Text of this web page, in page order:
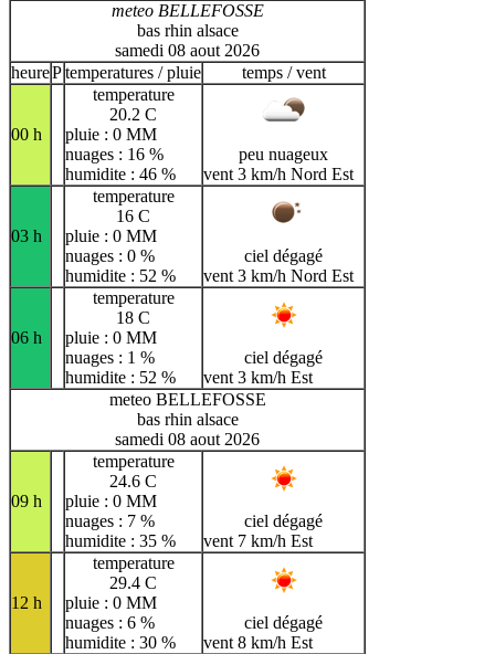
meteo BELLEFOSSE
bas rhin alsace
samedi 08 aout 2026
heurePtemperatures / pluie temps / vent
00 h
temperature
20.2 C
pluie : 0 MM
nuages : 16 %
humidite : 46 %
peu nuageux
vent 3 km/h Nord Est
03 h
temperature
16 C
pluie : 0 MM
nuages : 0 %
humidite : 52 %
ciel dégagé
vent 3 km/h Nord Est
06 h
temperature
18 C
pluie : 0 MM
nuages : 1 %
humidite : 52 %
ciel dégagé
vent 3 km/h Est
meteo BELLEFOSSE
bas rhin alsace
samedi 08 aout 2026
09 h
temperature
24.6 C
pluie : 0 MM
nuages : 7 %
humidite : 35 %
ciel dégagé
vent 7 km/h Est
12 h
temperature
29.4 C
pluie : 0 MM
nuages : 6 %
humidite : 30 %
ciel dégagé
vent 8 km/h Est